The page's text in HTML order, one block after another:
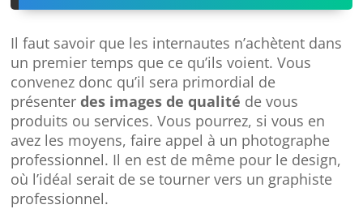
Il faut savoir que les internautes n’achètent dans
un premier temps que ce qu’ils voient. Vous
convenez donc qu’il sera primordial de
présenter des images de qualité de vous
produits ou services. Vous pourrez, si vous en
avez les moyens, faire appel à un photographe
professionnel. Il en est de même pour le design,
où l’idéal serait de se tourner vers un graphiste
professionnel.